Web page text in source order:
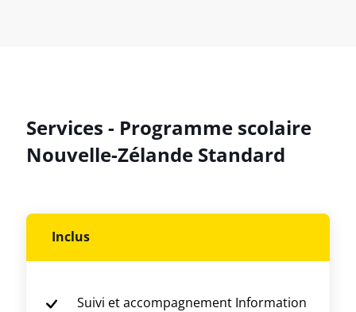
Services - Programme scolaire
Nouvelle-Zélande Standard
Inclus
Suivi et accompagnement Information